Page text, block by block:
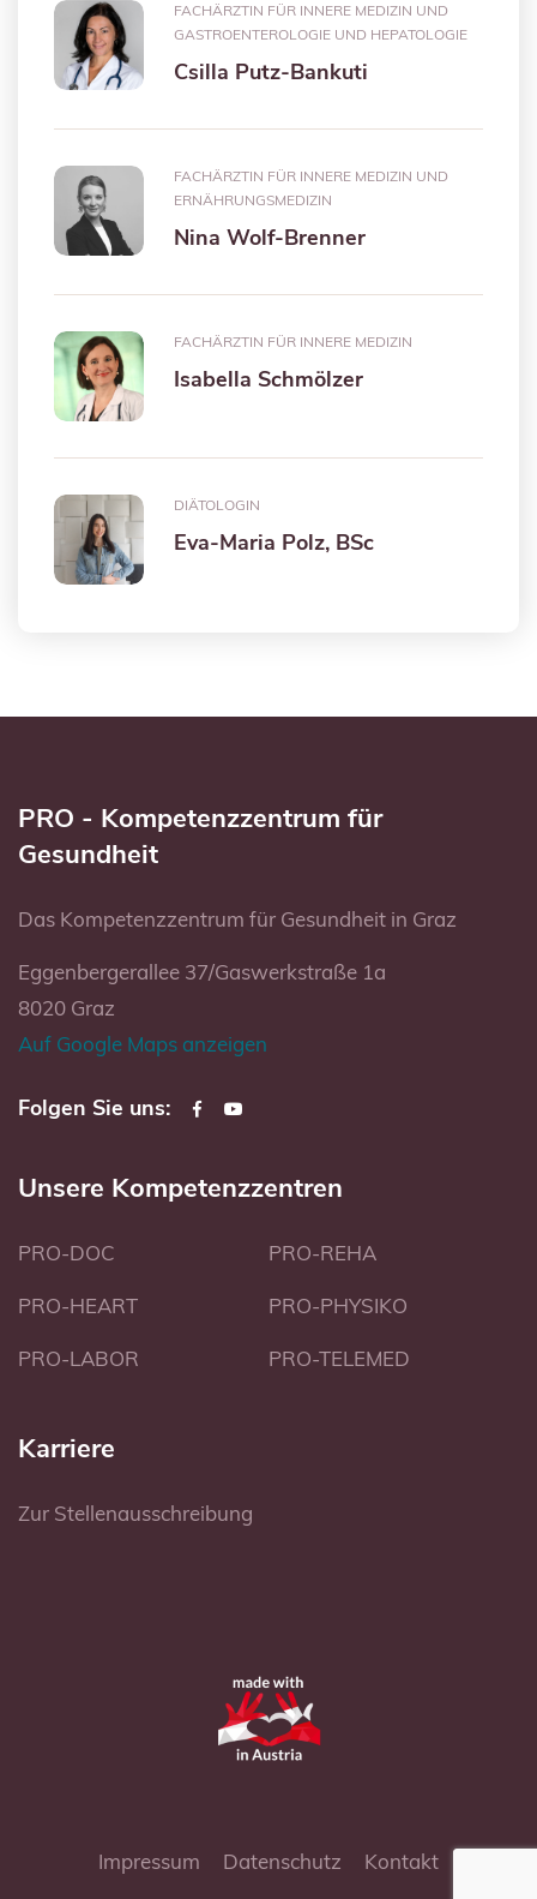
FACHÄRZTIN FÜR INNERE MEDIZIN UND
GASTROENTEROLOGIE UND HEPATOLOGIE
Csilla Putz-Bankuti
FACHÄRZTIN FÜR INNERE MEDIZIN UND
ERNÄHRUNGSMEDIZIN
Nina Wolf-Brenner
FACHÄRZTIN FÜR INNERE MEDIZIN
Isabella Schmölzer
DIÄTOLOGIN
Eva-Maria Polz, BSc
PRO - Kompetenzzentrum für
Gesundheit
Das Kompetenzzentrum für Gesundheit in Graz
Eggenbergerallee 37/Gaswerkstraße 1a
8020 Graz
Auf Google Maps anzeigen
Folgen Sie uns:
Unsere Kompetenzzentren
PRO-DOC PRO-REHA
PRO-HEART PRO-PHYSIKO
PRO-LABOR PRO-TELEMED
Karriere
Zur Stellenausschreibung
Impressum Datenschutz Kontakt